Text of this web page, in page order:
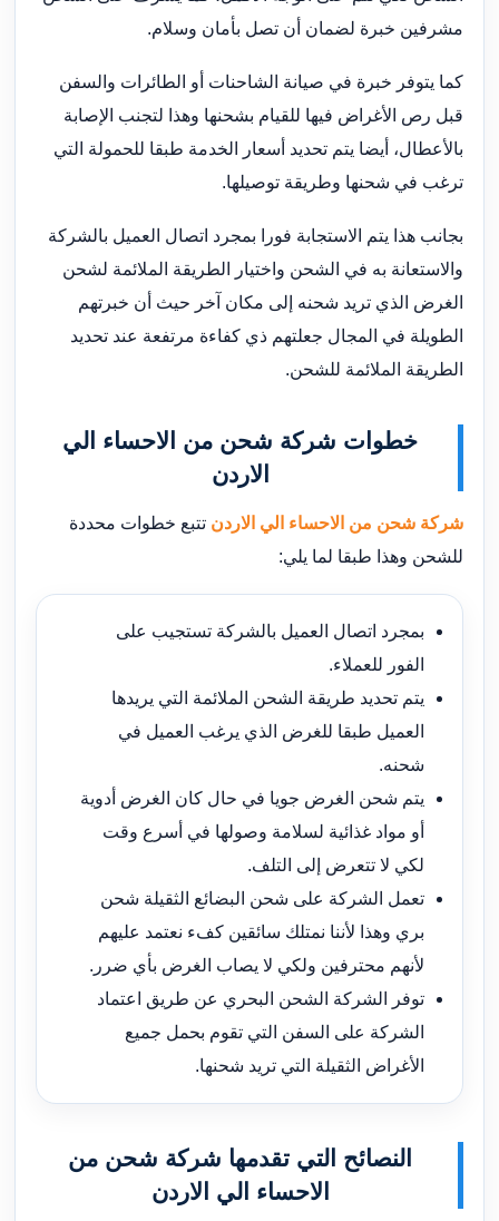
مشرفين خبرة لضمان أن تصل بأمان وسلام.
كما يتوفر خبرة في صيانة الشاحنات أو الطائرات والسفن
قبل رص الأغراض فيها للقيام بشحنها وهذا لتجنب الإصابة
بالأعطال، أيضا يتم تحديد أسعار الخدمة طبقا للحمولة التي
ترغب في شحنها وطريقة توصيلها.
بجانب هذا يتم الاستجابة فورا بمجرد اتصال العميل بالشركة
والاستعانة به في الشحن واختيار الطريقة الملائمة لشحن
الغرض الذي تريد شحنه إلى مكان آخر حيث أن خبرتهم
الطويلة في المجال جعلتهم ذي كفاءة مرتفعة عند تحديد
الطريقة الملائمة للشحن.
خطوات شركة شحن من الاحساء الي
الاردن
شركة شحن من الاحساء الي الاردنتتبع خطوات محددة
للشحن وهذا طبقا لما يلي:
بمجرد اتصال العميل بالشركة تستجيب على
الفور للعملاء.
يتم تحديد طريقة الشحن الملائمة التي يريدها
العميل طبقا للغرض الذي يرغب العميل في
شحنه.
يتم شحن الغرض جويا في حال كان الغرض أدوية
أو مواد غذائية لسلامة وصولها في أسرع وقت
لكي لا تتعرض إلى التلف.
تعمل الشركة على شحن البضائع الثقيلة شحن
بري وهذا لأننا نمتلك سائقين كفء نعتمد عليهم
لأنهم محترفين ولكي لا يصاب الغرض بأي ضرر.
توفر الشركة الشحن البحري عن طريق اعتماد
الشركة على السفن التي تقوم بحمل جميع
الأغراض الثقيلة التي تريد شحنها.
النصائح التي تقدمها شركة شحن من
الاحساء الي الاردن